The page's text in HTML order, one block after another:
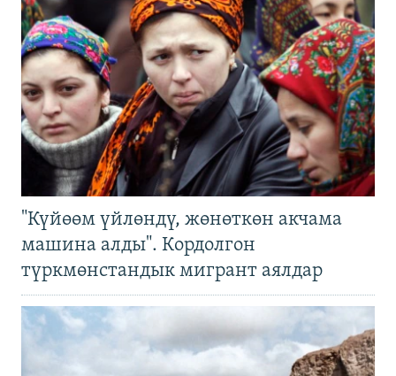
"Күйөөм үйлөндү, жөнөткөн акчама
машина алды". Кордолгон
түркмөнстандык мигрант аялдар